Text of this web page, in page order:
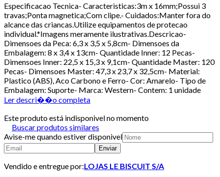
Especificacao Tecnica- Caracteristicas:3m x 16mm;Possui 3
travas;Ponta magnetica;Com clipe.- Cuidados:Manter fora do
alcance das criancas.Utilize equipamentos de protecao
individual.*Imagens meramente ilustrativas.Descricao-
Dimensoes da Peca: 6,3 x 3,5 x 5,8cm- Dimensoes da
Embalagem: 8 x 3,4 x 13cm- Quantidade Inner: 12 Pecas-
Dimensoes Inner: 22,5 x 15,3 x 9,1cm- Quantidade Master: 120
Pecas- Dimensoes Master: 47,3 x 23,7 x 32,5cm- Material:
Plastico (ABS), Aco Carbono e Ferro- Cor: Amarelo- Tipo de
Embalagem: Suporte- Marca: Western- Contem: 1 unidade
Ler descri��o completa
Este produto está indisponivel no momento
Buscar produtos similares
Avise-me quando estiver disponivel
Enviar
Vendido e entregue por:LOJAS LE BISCUIT S/A